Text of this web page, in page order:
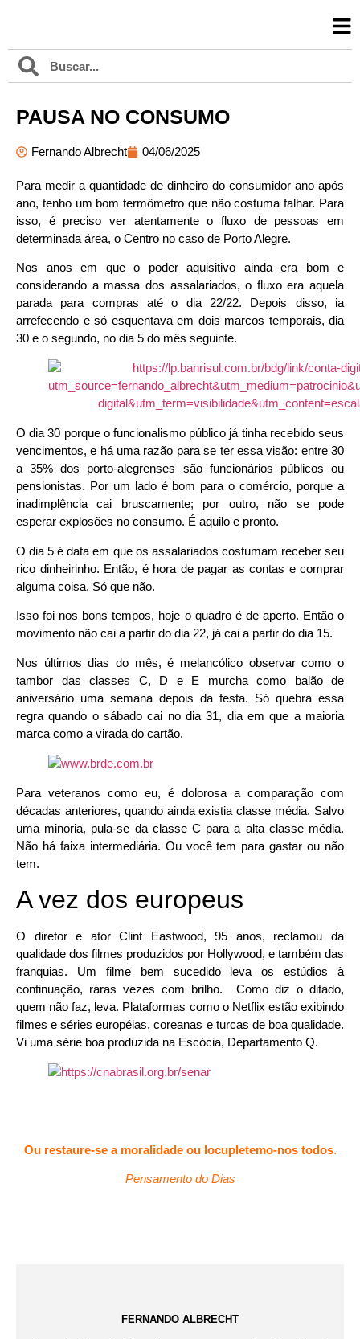
PAUSA NO CONSUMO
Fernando Albrecht 04/06/2025
Para medir a quantidade de dinheiro do consumidor ano após
ano, tenho um bom termômetro que não costuma falhar. Para
isso, é preciso ver atentamente o fluxo de pessoas em
determinada área, o Centro no caso de Porto Alegre.
Nos anos em que o poder aquisitivo ainda era bom e
considerando a massa dos assalariados, o fluxo era aquela
parada para compras até o dia 22/22. Depois disso, ia
arrefecendo e só esquentava em dois marcos temporais, dia
30 e o segundo, no dia 5 do mês seguinte.
O dia 30 porque o funcionalismo público já tinha recebido seus
vencimentos, e há uma razão para se ter essa visão: entre 30
a 35% dos porto-alegrenses são funcionários públicos ou
pensionistas. Por um lado é bom para o comércio, porque a
inadimplência cai bruscamente; por outro, não se pode
esperar explosões no consumo. É aquilo e pronto.
O dia 5 é data em que os assalariados costumam receber seu
rico dinheirinho. Então, é hora de pagar as contas e comprar
alguma coisa. Só que não.
Isso foi nos bons tempos, hoje o quadro é de aperto. Então o
movimento não cai a partir do dia 22, já cai a partir do dia 15.
Nos últimos dias do mês, é melancólico observar como o
tambor das classes C, D e E murcha como balão de
aniversário uma semana depois da festa. Só quebra essa
regra quando o sábado cai no dia 31, dia em que a maioria
marca como a virada do cartão.
Para veteranos como eu, é dolorosa a comparação com
décadas anteriores, quando ainda existia classe média. Salvo
uma minoria, pula-se da classe C para a alta classe média.
Não há faixa intermediária. Ou você tem para gastar ou não
tem.
A vez dos europeus
O diretor e ator Clint Eastwood, 95 anos, reclamou da
qualidade dos filmes produzidos por Hollywood, e também das
franquias. Um filme bem sucedido leva os estúdios à
continuação, raras vezes com brilho. Como diz o ditado,
quem não faz, leva. Plataformas como o Netflix estão exibindo
filmes e séries européias, coreanas e turcas de boa qualidade.
Vi uma série boa produzida na Escócia, Departamento Q.
Ou restaure-se a moralidade ou locupletemo-nos todos.
Pensamento do Dias
FERNANDO ALBRECHT